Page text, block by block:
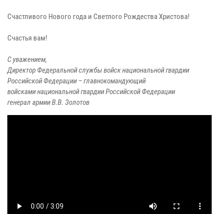
Счастливого Нового года и Светлого Рождества Христова!
Счастья вам!
С уважением,
Директор Федеральной службы войск национальной гвардии
Российской Федерации – главнокомандующий
войсками национальной гвардии Российской Федерации
генерал армии В.В. Золотов